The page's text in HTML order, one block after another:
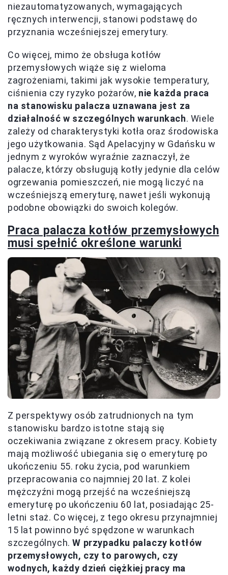
niezautomatyzowanych, wymagających
ręcznych interwencji, stanowi podstawę do
przyznania wcześniejszej emerytury.
Co więcej, mimo że obsługa kotłów
przemysłowych wiąże się z wieloma
zagrożeniami, takimi jak wysokie temperatury,
ciśnienia czy ryzyko pożarów, nie każda praca
na stanowisku palacza uznawana jest za
działalność w szczególnych warunkach. Wiele
zależy od charakterystyki kotła oraz środowiska
jego użytkowania. Sąd Apelacyjny w Gdańsku w
jednym z wyroków wyraźnie zaznaczył, że
palacze, którzy obsługują kotły jedynie dla celów
ogrzewania pomieszczeń, nie mogą liczyć na
wcześniejszą emeryturę, nawet jeśli wykonują
podobne obowiązki do swoich kolegów.
Praca palacza kotłów przemysłowych
musi spełnić określone warunki
Z perspektywy osób zatrudnionych na tym
stanowisku bardzo istotne stają się
oczekiwania związane z okresem pracy. Kobiety
mają możliwość ubiegania się o emeryturę po
ukończeniu 55. roku życia, pod warunkiem
przepracowania co najmniej 20 lat. Z kolei
mężczyźni mogą przejść na wcześniejszą
emeryturę po ukończeniu 60 lat, posiadając 25-
letni staż. Co więcej, z tego okresu przynajmniej
15 lat powinno być spędzone w warunkach
szczególnych.W przypadku palaczy kotłów
przemysłowych, czy to parowych, czy
wodnych, każdy dzień ciężkiej pracy ma